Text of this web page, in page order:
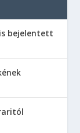
bejelentett